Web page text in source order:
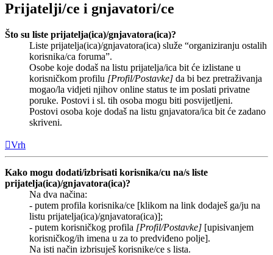
Prijatelji/ce i gnjavatori/ce
Što su liste prijatelja(ica)/gnjavatora(ica)?
Liste prijatelja(ica)/gnjavatora(ica) služe “organiziranju ostalih
korisnika/ca foruma”.
Osobe koje dodaš na listu prijatelja/ica bit će izlistane u
korisničkom profilu [Profil/Postavke] da bi bez pretraživanja
mogao/la vidjeti njihov online status te im poslati privatne
poruke. Postovi i sl. tih osoba mogu biti posvijetljeni.
Postovi osoba koje dodaš na listu gnjavatora/ica bit će zadano
skriveni.
Vrh
Kako mogu dodati/izbrisati korisnika/cu na/s liste
prijatelja(ica)/gnjavatora(ica)?
Na dva načina:
- putem profila korisnika/ce [klikom na link dodaješ ga/ju na
listu prijatelja(ica)/gnjavatora(ica)];
- putem korisničkog profila [Profil/Postavke] [upisivanjem
korisničkog/ih imena u za to predviđeno polje].
Na isti način izbrisuješ korisnike/ce s lista.